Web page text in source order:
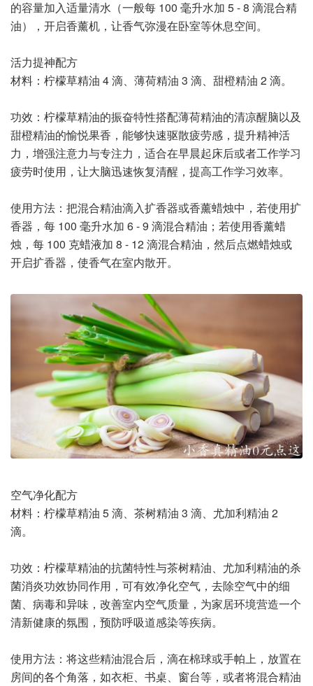
的容量加入适量清水（一般每 100 毫升水加 5 - 8 滴混合精
油），开启香薰机，让香气弥漫在卧室等休息空间。
活力提神配方
材料：柠檬草精油 4 滴、薄荷精油 3 滴、甜橙精油 2 滴。
功效：柠檬草精油的振奋特性搭配薄荷精油的清凉醒脑以及
甜橙精油的愉悦果香，能够快速驱散疲劳感，提升精神活
力，增强注意力与专注力，适合在早晨起床后或者工作学习
疲劳时使用，让大脑迅速恢复清醒，提高工作学习效率。
使用方法：把混合精油滴入扩香器或香薰蜡烛中，若使用扩
香器，每 100 毫升水加 6 - 9 滴混合精油；若使用香薰蜡
烛，每 100 克蜡液加 8 - 12 滴混合精油，然后点燃蜡烛或
开启扩香器，使香气在室内散开。
空气净化配方
材料：柠檬草精油 5 滴、茶树精油 3 滴、尤加利精油 2
滴。
功效：柠檬草精油的抗菌特性与茶树精油、尤加利精油的杀
菌消炎功效协同作用，可有效净化空气，去除空气中的细
菌、病毒和异味，改善室内空气质量，为家居环境营造一个
清新健康的氛围，预防呼吸道感染等疾病。
使用方法：将这些精油混合后，滴在棉球或手帕上，放置在
房间的各个角落，如衣柜、书桌、窗台等，或者将混合精油